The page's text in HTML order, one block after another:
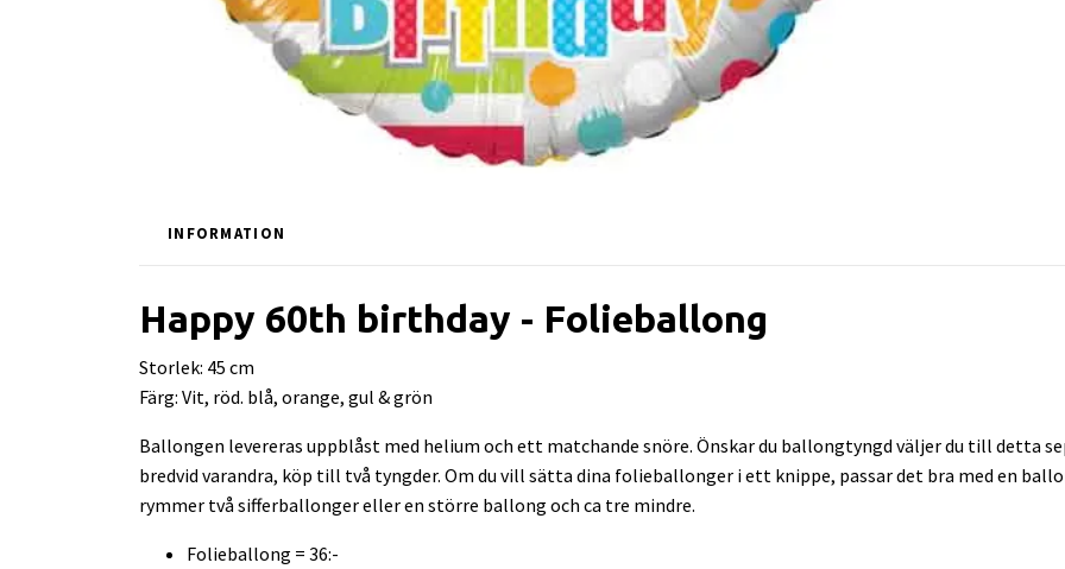
INFORMATION
Happy 60th birthday - Folieballong
Storlek: 45 cm
Färg: Vit, röd. blå, orange, gul & grön
Ballongen levereras uppblåst med helium och ett matchande snöre. Önskar du ballongtyngd väljer du till detta
bredvid varandra, köp till två tyngder. Om du vill sätta dina folieballonger i ett knippe, passar det bra med en
rymmer två sifferballonger eller en större ballong och ca tre mindre.
Folieballong = 36:-